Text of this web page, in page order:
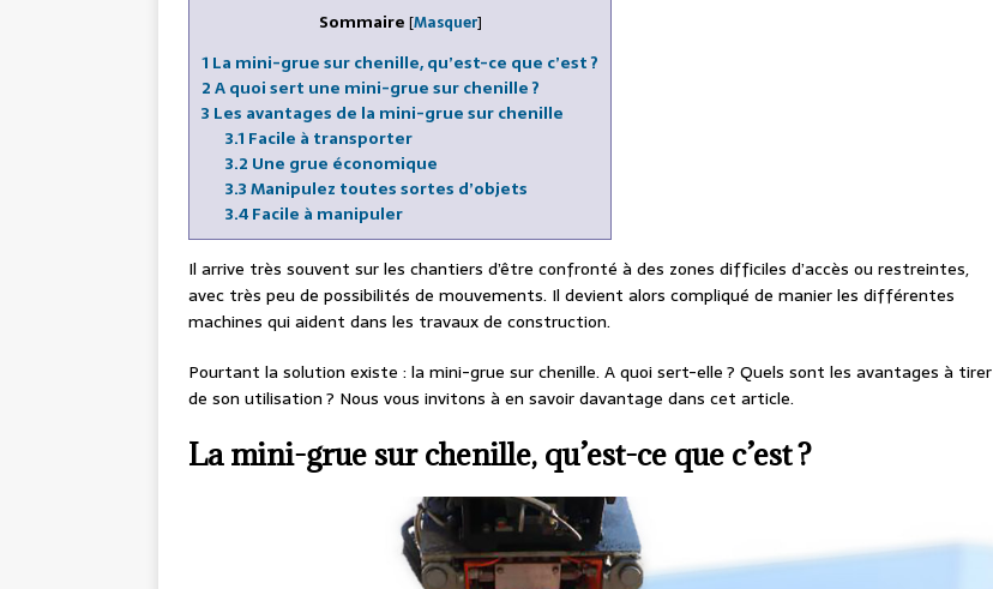
Sommaire [Masquer]
1 La mini-grue sur chenille, qu’est-ce que c’est ?
2A quoi sert une mini-grue sur chenille ?
3 Les avantages de la mini-grue sur chenille
3.1 Facile à transporter
3.2 Une grue économique
3.3Manipulez toutes sortes d’objets
3.4Facile à manipuler
Il arrive très souvent sur les chantiers d’être confronté à des zones difficiles d’accès ou restreintes,
avec très peu de possibilités de mouvements. Il devient alors compliqué de manier les différentes
machines qui aident dans les travaux de construction.
Pourtant la solution existe : la mini-grue sur chenille. A quoi sert-elle ? Quels sont les avantages à tirer
de son utilisation ? Nous vous invitons à en savoir davantage dans cet article.
La mini-grue sur chenille, qu’est-ce que c’est ?